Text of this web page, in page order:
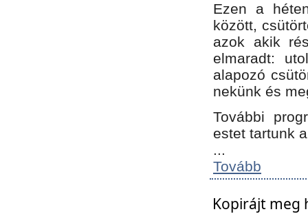
Ezen a
között,
azok akik
elmaradt:
alapozó
nekünk és
További
estet tartunk
...
Tovább
Kopirájt meg